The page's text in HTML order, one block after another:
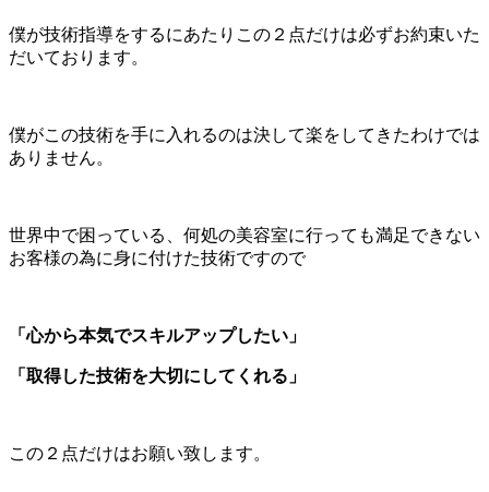
僕が技術指導をするにあたりこの２点だけは必ずお約束いた
だいております。
僕がこの技術を手に入れるのは決して楽をしてきたわけでは
ありません。
世界中で困っている、何処の美容室に行っても満足できない
お客様の為に身に付けた技術ですので
「心から本気でスキルアップしたい」
「取得した技術を大切にしてくれる」
この２点だけはお願い致します。